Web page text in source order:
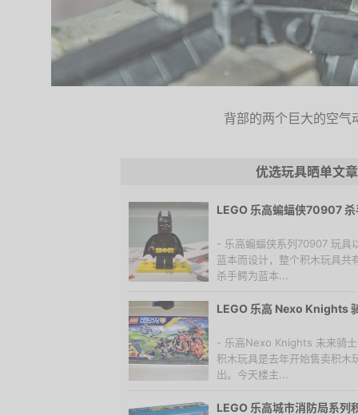
背部的两个巨大的空气
优选玩具晒单文
LEGO 乐高蝙蝠侠70907
- 乐高蝙蝠侠系列70907 玩具
蓝本而设计，整个积木玩具
杀手鳄为蓝本...
LEGO 乐高 Nexo Knights
- 乐高Nexo Knights 未来骑
积木玩具是去年开始售卖积木
出。今天楼主...
LEGO 乐高城市消防局系列